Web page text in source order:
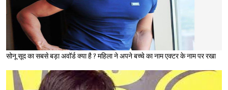
सोनू सूद का सबसे बड़ा अवॉर्ड क्या है ? महिला ने अपने बच्चे का नाम एक्टर के नाम पर रखा